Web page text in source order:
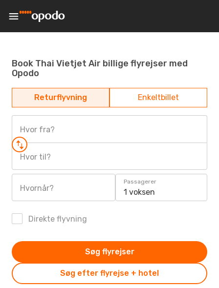
Book Thai Vietjet Air billige flyrejser med
Opodo
Returflyvning Enkeltbillet
Hvor fra?
Hvor til?
Hvornår?
Passagerer
1 voksen
Direkte flyvning
Søg efter flyrejse + hotel
Søg flyrejser